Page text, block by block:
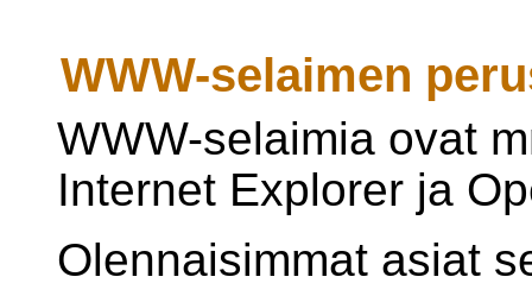
WWW-selaimen
WWW-selaimia ovat
Internet Explorer ja
Olennaisimmat asiat